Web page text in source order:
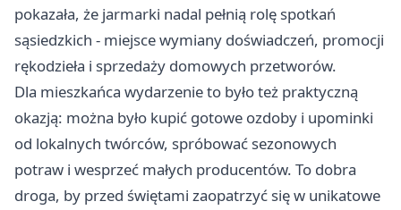
pokazała, że jarmarki nadal pełnią rolę spotkań
sąsiedzkich - miejsce wymiany doświadczeń, promocji
rękodzieła i sprzedaży domowych przetworów.
Dla mieszkańca wydarzenie to było też praktyczną
okazją: można było kupić gotowe ozdoby i upominki
od lokalnych twórców, spróbować sezonowych
potraw i wesprzeć małych producentów. To dobra
droga, by przed świętami zaopatrzyć się w unikatowe